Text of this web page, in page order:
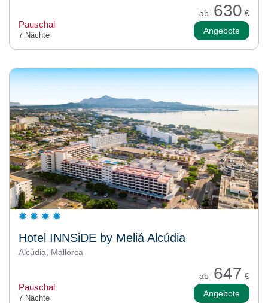
ab 630 €
Pauschal
7 Nächte Angebote
Hotel INNSiDE by Meliá Alcúdia
Alcúdia, Mallorca
ab 647 €
Pauschal
7 Nächte Angebote